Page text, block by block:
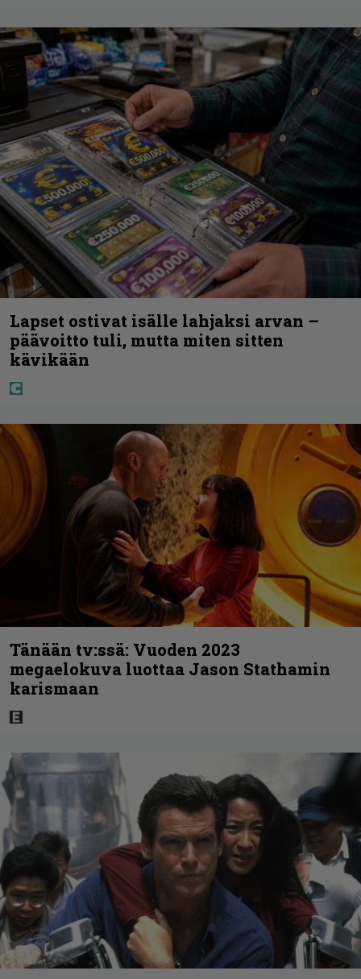
Lapset ostivat isälle lahjaksi arvan –
päävoitto tuli, mutta miten sitten
kävikään
Tänään tv:ssä: Vuoden 2023
megaelokuva luottaa Jason Stathamin
karismaan